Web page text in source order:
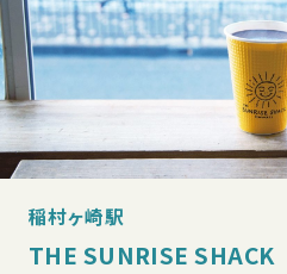
稲村ヶ崎駅
THE SUNRISE SHACK